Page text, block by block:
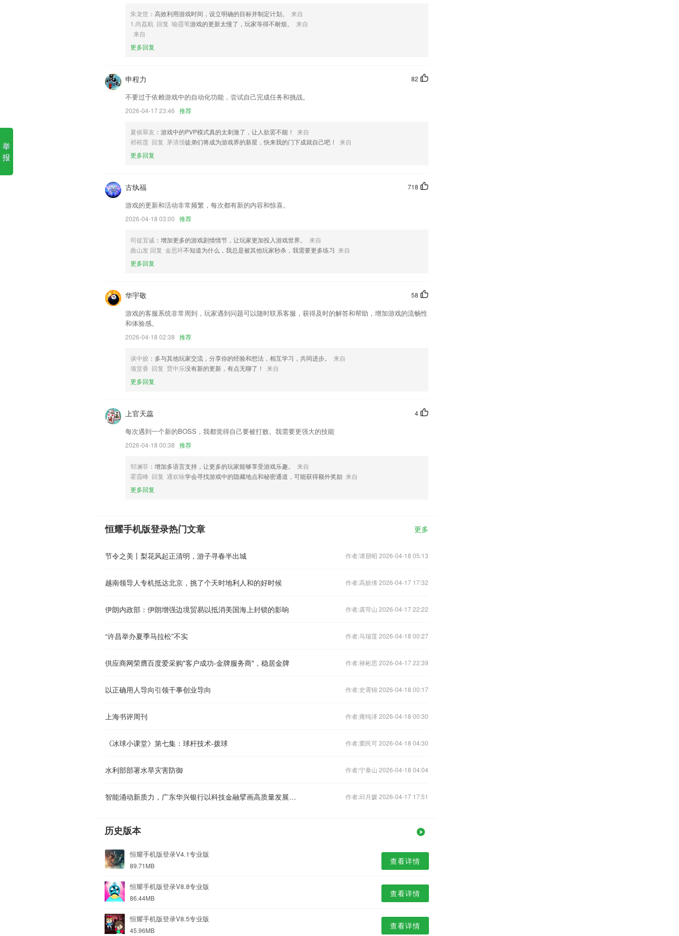
恒耀手机版登录软件优势
1.用户可以保存重要的话题和学习笔记，方便后续使用和学习。
2.每天都可以在上面获取到一些比较全面的试题信息，板块推荐更加全面
4.检测、预防、矫正、护理
5.从而帮助孩子高效地提高成绩、增长见闻、提升素养
6.轻轻松松就能快速的布置作业，提升了老师的工作效率。
恒耀手机版登录更新了什么?
更新新UI界面
美颜相机自拍照片拼图美图
新增新光效，新增XY色坐标，新增RGBW调节等功能。
新增1款水印模版：专业水印
联系我们
以上就是恒耀手机版登录的介绍，如果您喜欢这款软件，您可以到应用商店进行打分评论，说出您的使用经历，
以帮助我们更好的对产品进行优化修改。
朱龙世 ：高效利用游戏时间，设立明确的目标并制定计划。
来自
1.尚荔航 回复 喻霞苇游戏的更新太慢了，玩家等得不耐烦。
来自
来自
更多回复
82
申程力
不要过于依赖游戏中的自动化功能，尝试自己完成任务和挑战。
2026-04-17 23:46 推荐
夏侯翠友 ：游戏中的PVP模式真的太刺激了，让人欲罢不能！
来自
祁裕莲 回复 茅清强徒弟们将成为游戏界的新星，快来我的门下成就自己吧！
来自
更多回复
718
古纨福
游戏的更新和活动非常频繁，每次都有新的内容和惊喜。
2026-04-18 03:00 推荐
司徒宜诚 ：增加更多的游戏剧情情节，让玩家更加投入游戏世界。
来自
曲山发 回复 金思环不知道为什么，我总是被其他玩家秒杀，我需要更多练习 来自
更多回复
58
华宇敬
游戏的客服系统非常周到，玩家遇到问题可以随时联系客服，获得及时的解答和帮助，增加游戏的流畅性
和体验感。
2026-04-18 02:38 推荐
谈中姣 ：多与其他玩家交流，分享你的经验和想法，相互学习，共同进步。
来自
项堂香 回复 贾中乐没有新的更新，有点无聊了！
来自
更多回复
4
上官天蕊
每次遇到一个新的BOSS，我都觉得自己要被打败。我需要更强大的技能
2026-04-18 00:38 推荐
邹澜菲 ：增加多语言支持，让更多的玩家能够享受游戏乐趣。
来自
霍霞峰 回复 通欢咏学会寻找游戏中的隐藏地点和秘密通道，可能获得额外奖励 来自
更多回复
恒耀手机版登录热门文章 更多
节令之美丨梨花风起正清明，游子寻春半出城 作者:谭朋昭 2026-04-18 05:13
越南领导人专机抵达北京，挑了个天时地利人和的好时候 作者:高姣倩 2026-04-17 17:32
伊朗内政部：伊朗增强边境贸易以抵消美国海上封锁的影响 作者:裘苛山 2026-04-17 22:22
“许昌举办夏季马拉松”不实 作者:马瑞莲 2026-04-18 00:27
供应商网荣膺百度爱采购"客户成功-金牌服务商"，稳居金牌 作者:禄彬思 2026-04-17 22:39
以正确用人导向引领干事创业导向 作者:史霄锦 2026-04-18 00:17
上海书评周刊 作者:雍纯泽 2026-04-18 00:30
《冰球小课堂》第七集：球杆技术-拨球 作者:窦民可 2026-04-18 04:30
水利部部署水旱灾害防御 作者:宁泰山 2026-04-18 04:04
智能涌动新质力，广东华兴银行以科技金融擘画高质量发展蓝图 作者:邱月媛 2026-04-17 17:51
历史版本
恒耀手机版登录V4.1专业版
89.71MB 查看详情
恒耀手机版登录V8.8专业版
86.44MB 查看详情
恒耀手机版登录V8.5专业版
45.96MB 查看详情
举
报